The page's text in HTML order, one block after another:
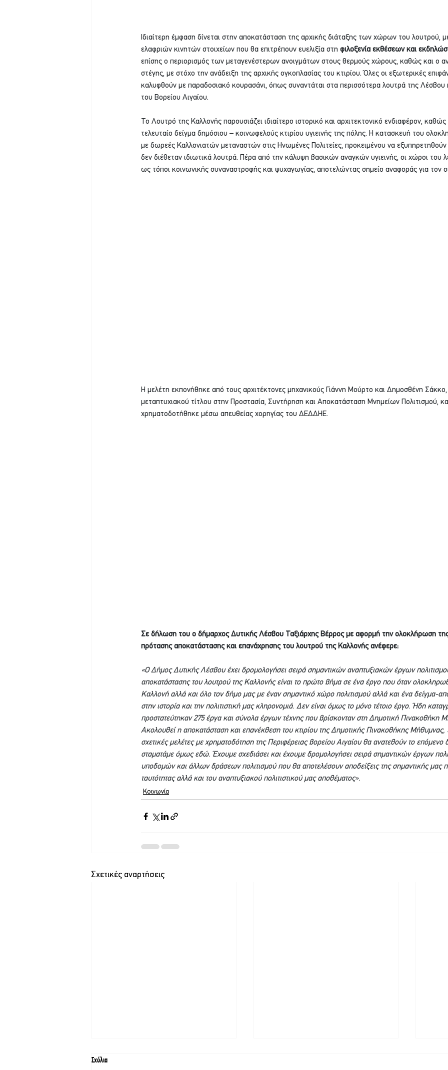
Ιδιαίτερη έμφαση δίνεται στην αποκατάσταση της αρχικής διάταξης των χώρων του λουτρού,
ελαφριών κινητών στοιχείων που θα επιτρέπουν ευελιξία στη φιλοξενία εκθέσεων και
επίσης ο περιορισμός των μεταγενέστερων ανοιγμάτων στους θερμούς χώρους, καθώς και ο
στέγης, με στόχο την ανάδειξη της αρχικής ογκοπλασίας του κτιρίου. Όλες οι εξωτερικές
καλυφθούν με παραδοσιακό κουρασάνι, όπως συναντάται στα περισσότερα λουτρά της
του Βορείου Αιγαίου.
Το Λουτρό της Καλλονής παρουσιάζει ιδιαίτερο ιστορικό και αρχιτεκτονικό ενδιαφέρον,
τελευταίο δείγμα δημόσιου – κοινωφελούς κτιρίου υγιεινής της πόλης. Η κατασκευή του
με δωρεές Καλλονιατών μεταναστών στις Ηνωμένες Πολιτείες, προκειμένου να
δεν διέθεταν ιδιωτικά λουτρά. Πέρα από την κάλυψη βασικών αναγκών υγιεινής, οι χώροι του
ως τόποι κοινωνικής συναναστροφής και ψυχαγωγίας, αποτελώντας σημείο αναφοράς για τον
Η μελέτη εκπονήθηκε από τους αρχιτέκτονες μηχανικούς Γιάννη Μούρτο και Δημοσθένη
μεταπτυχιακού τίτλου στην Προστασία, Συντήρηση και Αποκατάσταση Μνημείων Πολιτισμού,
χρηματοδοτήθηκε μέσω απευθείας χορηγίας του ΔΕΔΔΗΕ.
Σε δήλωση του ο δήμαρχος Δυτικής Λέσβου Ταξιάρχης Βέρρος με αφορμή την ολοκλήρωση
πρότασης αποκατάστασης και επανάχρησης του λουτρού της Καλλονής ανέφερε:
«Ο Δήμος Δυτικής Λέσβου έχει δρομολογήσει σειρά σημαντικών αναπτυξιακών έργων
αποκατάστασης του λουτρού της Καλλονής είναι το πρώτο βήμα σε ένα έργο που όταν
Καλλονή αλλά και όλο τον δήμο μας με έναν σημαντικό χώρο πολιτισμού αλλά και ένα δείγμα-
στην ιστορία και την πολιτιστική μας κληρονομιά. Δεν είναι όμως το μόνο τέτοιο έργο. Ήδη
προστατεύτηκαν 275 έργα και σύνολα έργων τέχνης που βρίσκονταν στη Δημοτική Πινακοθήκη
Ακολουθεί η αποκατάσταση και επανέκθεση του κτιρίου της Δημοτικής Πινακοθήκης Μήθυμνας,
σχετικές μελέτες με χρηματοδότηση της Περιφέρειας βορείου Αιγαίου θα ανατεθούν το
σταματάμε όμως εδώ. Έχουμε σχεδιάσει και έχουμε δρομολογήσει σειρά σημαντικών έργων
υποδομών και άλλων δράσεων πολιτισμού που θα αποτελέσουν αποδείξεις της σημαντικής μας
ταυτότητας αλλά και του αναπτυξιακού πολιτιστικού μας αποθέματος».
Κοινωνία
Σχετικές αναρτήσεις
Σχόλια